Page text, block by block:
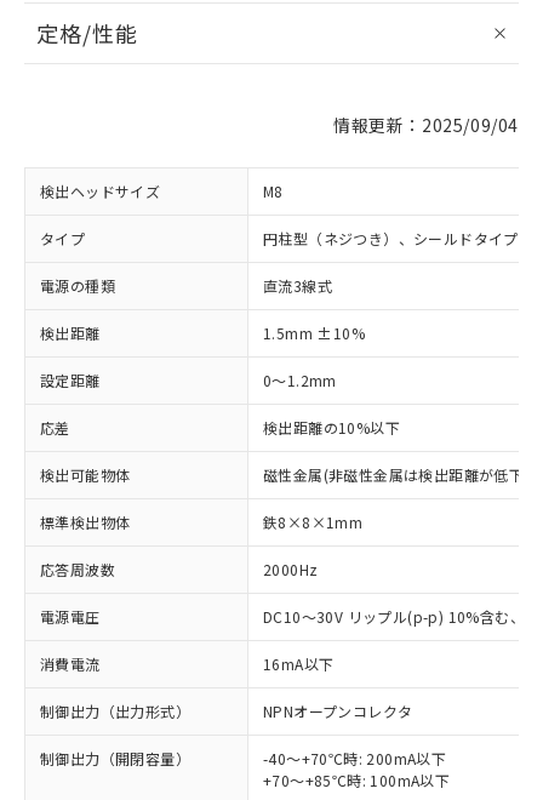
定格/性能
情報更新：2025/09/04
検出ヘッドサイズ M8
タイプ 円柱型（ネジつき）、シールドタイプ
電源の種類 直流3線式
検出距離 1.5mm ±10%
設定距離 0～1.2mm
応差 検出距離の10%以下
検出可能物体 磁性金属(非磁性金属は検出距離が低下し
標準検出物体 鉄8×8×1mm
応答周波数 2000Hz
電源電圧 DC10～30V リップル(p-p) 10%含む、
消費電流 16mA以下
制御出力（出力形式） NPNオープンコレクタ
制御出力（開閉容量）
-40～+70℃時: 200mA以下
+70～+85℃時: 100mA以下